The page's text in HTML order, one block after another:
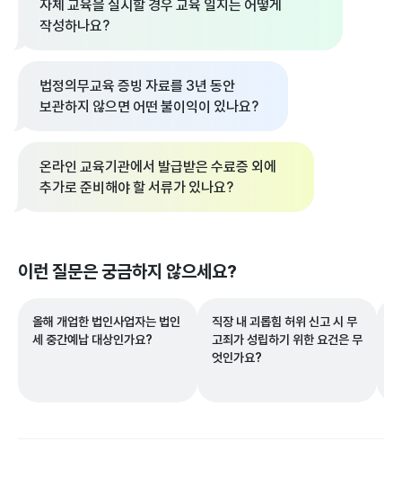
자체 교육을 실시할 경우 교육 일지는 어떻게
작성하나요?
법정의무교육 증빙 자료를 3년 동안
보관하지 않으면 어떤 불이익이 있나요?
온라인 교육기관에서 발급받은 수료증 외에
추가로 준비해야 할 서류가 있나요?
이런 질문은 궁금하지 않으세요?
올해 개업한 법인사업자는 법인
세 중간예납 대상인가요?
직장 내 괴롭힘 허위 신고 시 무
고죄가 성립하기 위한 요건은 무
엇인가요?